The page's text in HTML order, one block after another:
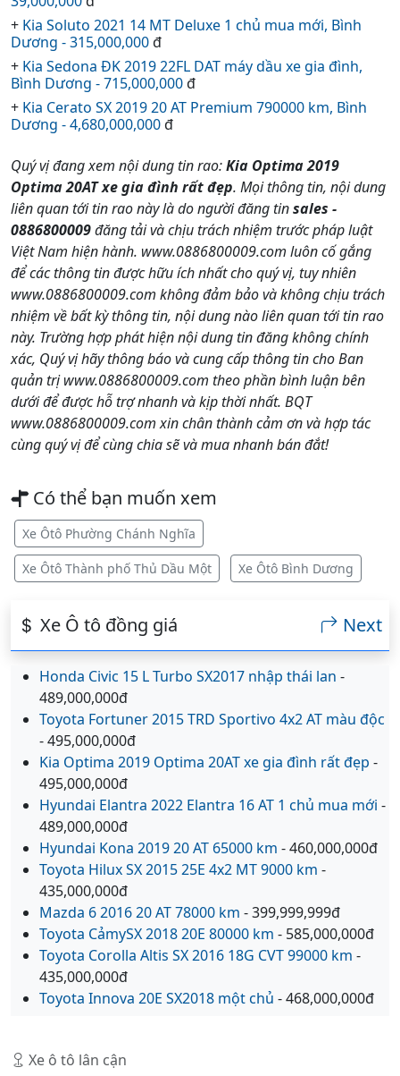
+ Kia Soluto 2021 14 MT Deluxe 1 chủ mua mới, Bình
Dương - 315,000,000đ
+ Kia Sedona ĐK 2019 22FL DAT máy dầu xe gia đình,
Bình Dương - 715,000,000đ
+ Kia Cerato SX 2019 20 AT Premium 790000 km, Bình
Dương - 4,680,000,000đ
Quý vị đang xem nội dung tin rao:Kia Optima 2019
Optima 20AT xe gia đình rất đẹp. Mọi thông tin, nội dung
liên quan tới tin rao này là do người đăng tinsales -
0886800009đăng tải và chịu trách nhiệm trước pháp luật
Việt Nam hiện hành. www.0886800009.com luôn cố gắng
để các thông tin được hữu ích nhất cho quý vị, tuy nhiên
www.0886800009.com không đảm bảo và không chịu trách
nhiệm về bất kỳ thông tin, nội dung nào liên quan tới tin rao
này. Trường hợp phát hiện nội dung tin đăng không chính
xác, Quý vị hãy thông báo và cung cấp thông tin cho Ban
quản trị www.0886800009.com theo phần bình luận bên
dưới để được hỗ trợ nhanh và kịp thời nhất. BQT
www.0886800009.com xin chân thành cảm ơn và hợp tác
cùng quý vị để cùng chia sẽ và mua nhanh bán đắt!
Có thể bạn muốn xem
Xe Ôtô Phường Chánh Nghĩa
Xe Ôtô Thành phố Thủ Dầu Một Xe Ôtô Bình Dương
Xe Ô tô đồng giá Next
Honda Civic 15 L Turbo SX2017 nhập thái lan -
489,000,000đ
Toyota Fortuner 2015 TRD Sportivo 4x2 AT màu độc
- 495,000,000đ
Kia Optima 2019 Optima 20AT xe gia đình rất đẹp -
495,000,000đ
Hyundai Elantra 2022 Elantra 16 AT 1 chủ mua mới -
489,000,000đ
Hyundai Kona 2019 20 AT 65000 km - 460,000,000đ
Toyota Hilux SX 2015 25E 4x2 MT 9000 km -
435,000,000đ
Mazda 6 2016 20 AT 78000 km - 399,999,999đ
Toyota CảmySX 2018 20E 80000 km - 585,000,000đ
Toyota Corolla Altis SX 2016 18G CVT 99000 km -
435,000,000đ
Toyota Innova 20E SX2018 một chủ - 468,000,000đ
Xe ô tô lân cận